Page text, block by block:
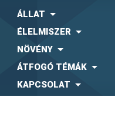
ÁLLAT
ÉLELMISZER
NÖVÉNY
ÁTFOGÓ TÉMÁK
KAPCSOLAT